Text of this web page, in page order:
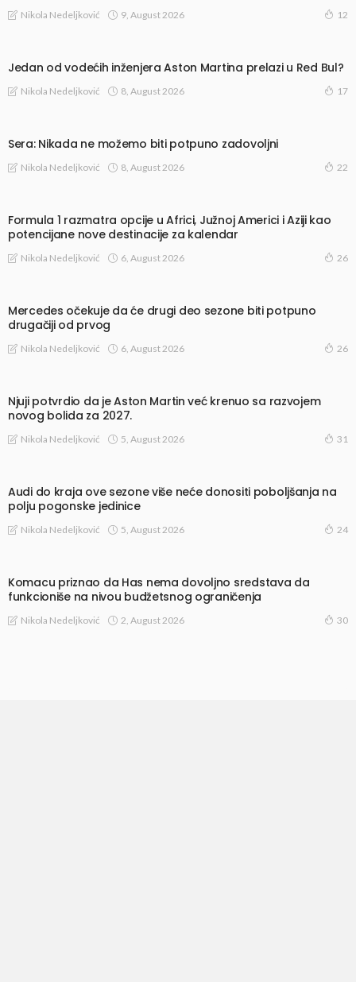
Nikola Nedeljković 9, August 2026 12
Jedan od vodećih inženjera Aston Martina prelazi u Red Bul?
Nikola Nedeljković 8, August 2026 17
Sera: Nikada ne možemo biti potpuno zadovoljni
Nikola Nedeljković 8, August 2026 22
Formula 1 razmatra opcije u Africi, Južnoj Americi i Aziji kao
potencijane nove destinacije za kalendar
Nikola Nedeljković 6, August 2026 26
Mercedes očekuje da će drugi deo sezone biti potpuno
drugačiji od prvog
Nikola Nedeljković 6, August 2026 26
Njuji potvrdio da je Aston Martin već krenuo sa razvojem
novog bolida za 2027.
Nikola Nedeljković 5, August 2026 31
Audi do kraja ove sezone više neće donositi poboljšanja na
polju pogonske jedinice
Nikola Nedeljković 5, August 2026 24
Komacu priznao da Has nema dovoljno sredstava da
funkcioniše na nivou budžetsnog ograničenja
Nikola Nedeljković 2, August 2026 30